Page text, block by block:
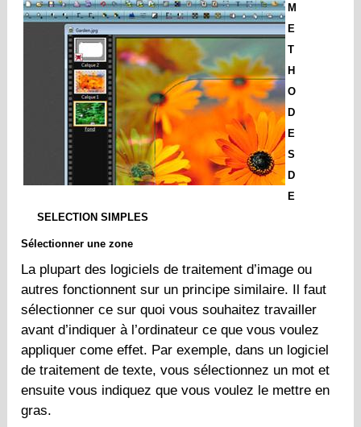
M
E
T
H
O
D
E
S
D
E
SELECTION SIMPLES
Sélectionner une zone
La plupart des logiciels de traitement d’image ou
autres fonctionnent sur un principe similaire. Il faut
sélectionner ce sur quoi vous souhaitez travailler
avant d’indiquer à l’ordinateur ce que vous voulez
appliquer come effet. Par exemple, dans un logiciel
de traitement de texte, vous sélectionnez un mot et
ensuite vous indiquez que vous voulez le mettre en
gras.